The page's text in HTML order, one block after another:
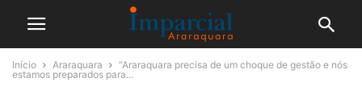
Início Araraquara
“Araraquara precisa de um choque de gestão e nós
estamos preparados para...